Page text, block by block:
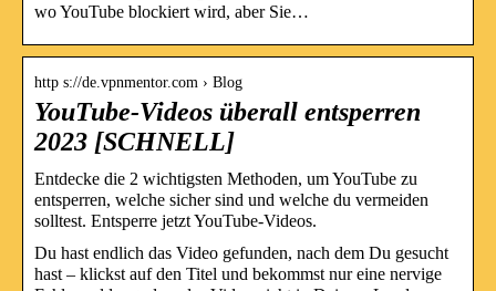
wo YouTube blockiert wird, aber Sie…
http s://de.vpnmentor.com › Blog
YouTube-Videos überall entsperren
2023 [SCHNELL]
Entdecke die 2 wichtigsten Methoden, um YouTube zu
entsperren, welche sicher sind und welche du vermeiden
solltest. Entsperre jetzt YouTube-Videos.
Du hast endlich das Video gefunden, nach dem Du gesucht
hast – klickst auf den Titel und bekommst nur eine nervige